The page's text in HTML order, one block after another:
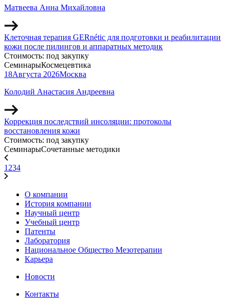
Матвеева Анна Михайловна
Клеточная терапия GERnétic для подготовки и реабилитации
кожи после пилингов и аппаратных методик
Стоимость: под закупку
СеминарыКосмецевтика
18Августа 2026Москва
Колодий Анастасия Андреевна
Коррекция последствий инсоляции: протоколы
восстановления кожи
Стоимость: под закупку
СеминарыСочетанные методики
1 234
О компании
История компании
Научный центр
Учебный центр
Патенты
Лаборатория
Национальное Общество Мезотерапии
Карьера
Новости
Контакты